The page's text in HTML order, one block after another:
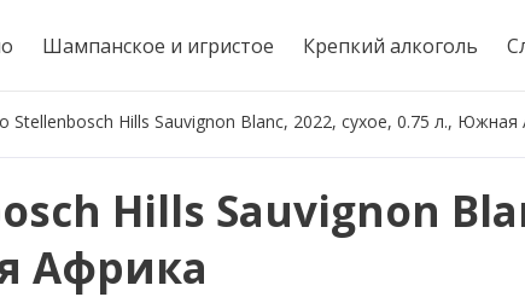
Шампанское и игристое Крепкий алкоголь
Stellenbosch Hills Sauvignon Blanc, 2022, сухое, 0.75 л., Южная
Hills Sauvignon
Африка